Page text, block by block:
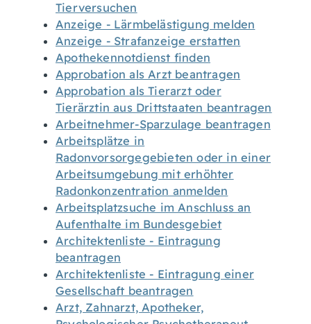
Tierversuchen
Anzeige - Lärmbelästigung melden
Anzeige - Strafanzeige erstatten
Apothekennotdienst finden
Approbation als Arzt beantragen
Approbation als Tierarzt oder
Tierärztin aus Drittstaaten beantragen
Arbeitnehmer-Sparzulage beantragen
Arbeitsplätze in
Radonvorsorgegebieten oder in einer
Arbeitsumgebung mit erhöhter
Radonkonzentration anmelden
Arbeitsplatzsuche im Anschluss an
Aufenthalte im Bundesgebiet
Architektenliste - Eintragung
beantragen
Architektenliste - Eintragung einer
Gesellschaft beantragen
Arzt, Zahnarzt, Apotheker,